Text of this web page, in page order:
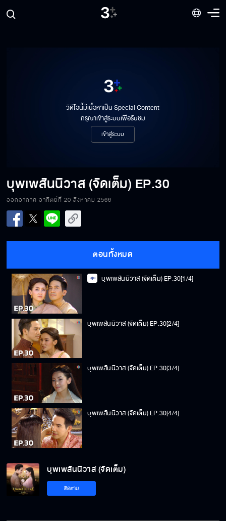
วิดีโอนี้มีเนื้อหาเป็น Special Content
กรุณาเข้าสู่ระบบเพื่อรับชม
เข้าสู่ระบบ
บุพเพสันนิวาส (จัดเต็ม) EP.30
ออกอากาศ อาทิตย์ที่ 20 สิงหาคม 2566
ตอนทั้งหมด
บุพเพสันนิวาส (จัดเต็ม) EP.30[1/4]
บุพเพสันนิวาส (จัดเต็ม) EP.30[2/4]
บุพเพสันนิวาส (จัดเต็ม) EP.30[3/4]
บุพเพสันนิวาส (จัดเต็ม) EP.30[4/4]
บุพเพสันนิวาส (จัดเต็ม)
ติดตาม